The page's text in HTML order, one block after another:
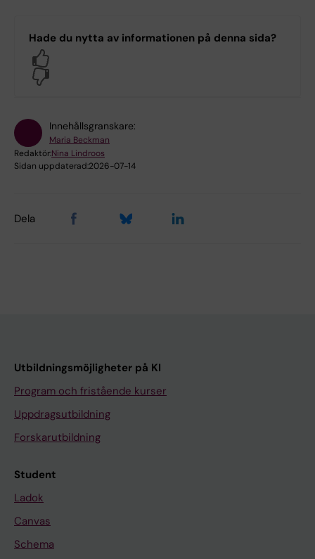
Hade du nytta av informationen på denna sida?
Innehållsgranskare:
Maria Beckman
Redaktör:Nina Lindroos
Sidan uppdaterad:2026-07-14
Dela
Utbildningsmöjligheter på KI
Program och fristående kurser
Uppdragsutbildning
Forskarutbildning
Student
Ladok
Canvas
Schema